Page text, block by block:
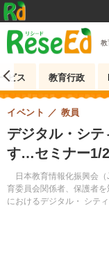
教
ビス 教育行政
デジタル・シ
す…セミナー1/
日本教育情報化振興会（
育委員会関係者、保護者
におけるデジタル・ シテ
イベント 教員